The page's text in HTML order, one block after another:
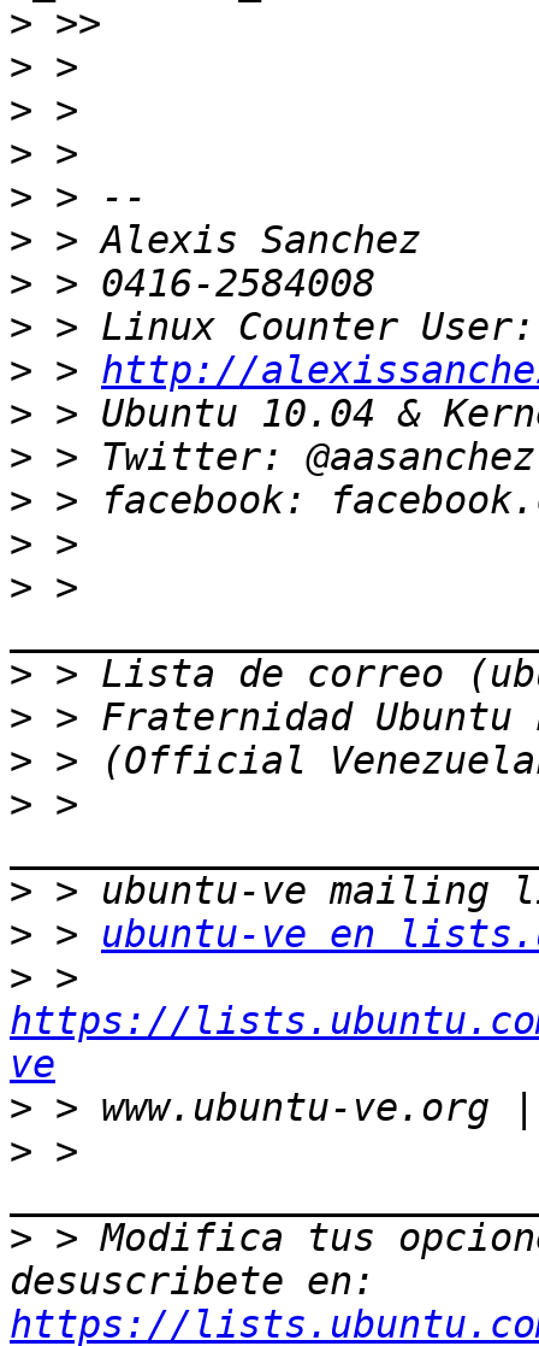
>
>
>
>
>
>
>
>
> > http://
>
>
>
>
> >
>
>
>
> >
>
> > ubuntu-ve en
>
https://
ve
>
> >
> > Modifica tus
https://